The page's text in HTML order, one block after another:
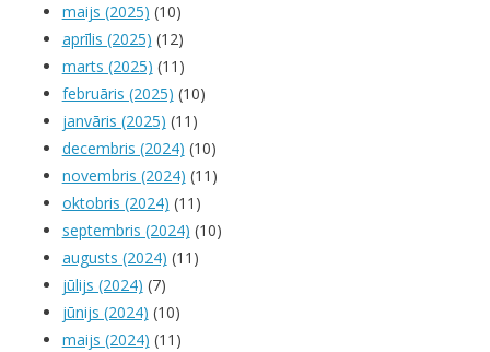
maijs (2025) (10)
aprīlis (2025) (12)
marts (2025) (11)
februāris (2025) (10)
janvāris (2025) (11)
decembris (2024) (10)
novembris (2024) (11)
oktobris (2024) (11)
septembris (2024) (10)
augusts (2024) (11)
jūlijs (2024) (7)
jūnijs (2024) (10)
maijs (2024) (11)